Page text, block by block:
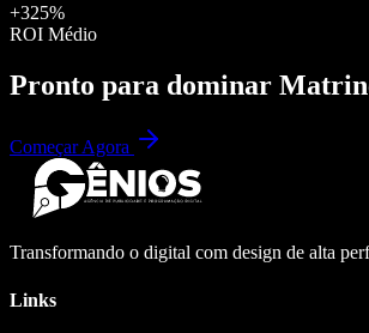
+325%
ROI Médio
Pronto para dominar
Começar Agora
Transformando o digital com design de alta
Links